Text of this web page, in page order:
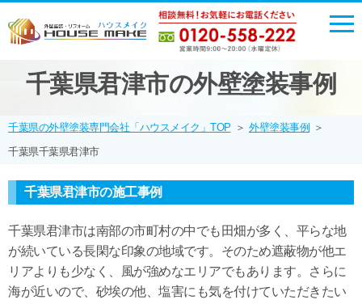
千葉県君津市の外壁塗装事例
千葉県の外壁塗装専門会社「ハウスメイク」TOP ＞ 外壁塗装事例
＞
千葉県千葉県君津市
千葉県君津市の施工事例
千葉県君津市は南部の市町村の中でも田畑が多く、平らな地
が続いている長閑な印象の地域です。そのため遮蔽物が他エ
リアよりも少なく、風が強めなエリアでもあります。さらに
海が近いので、砂埃の他、塩害にも気を付けていただきたい